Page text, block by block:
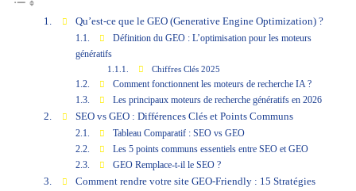
Qu’est-ce que le GEO (Generative Engine Optimization) ?
Définition du GEO : L’optimisation pour les moteurs
génératifs
Chiffres Clés 2025
Comment fonctionnent les moteurs de recherche IA ?
Les principaux moteurs de recherche génératifs en 2026
SEO vs GEO : Différences Clés et Points Communs
Tableau Comparatif : SEO vs GEO
Les 5 points communs essentiels entre SEO et GEO
GEO Remplace-t-il le SEO ?
Comment rendre votre site GEO-Friendly : 15 Stratégies